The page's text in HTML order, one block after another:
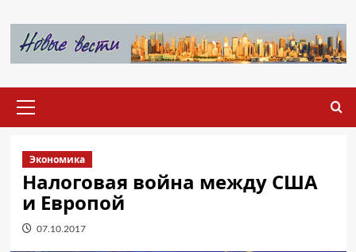
содержимому
меню
Экономика
Налоговая война между США
и Европой
07.10.2017